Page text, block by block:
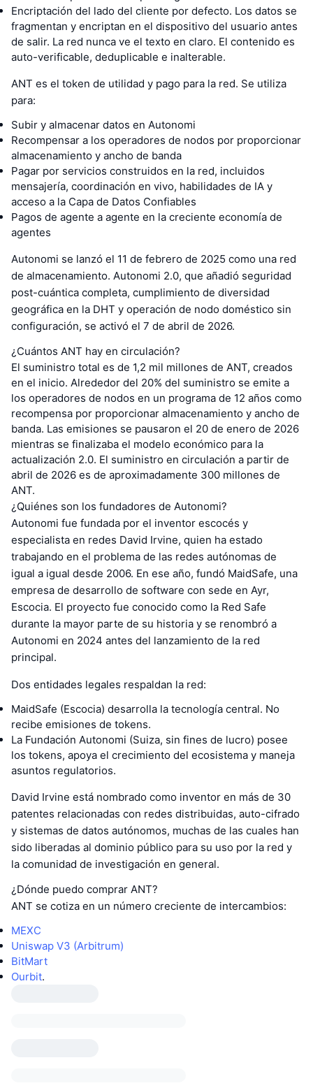
Encriptación del lado del cliente por defecto. Los datos se
fragmentan y encriptan en el dispositivo del usuario antes
de salir. La red nunca ve el texto en claro. El contenido es
auto-verificable, deduplicable e inalterable.
ANT es el token de utilidad y pago para la red. Se utiliza
para:
Subir y almacenar datos en Autonomi
Recompensar a los operadores de nodos por proporcionar
almacenamiento y ancho de banda
Pagar por servicios construidos en la red, incluidos
mensajería, coordinación en vivo, habilidades de IA y
acceso a la Capa de Datos Confiables
Pagos de agente a agente en la creciente economía de
agentes
Autonomi se lanzó el 11 de febrero de 2025 como una red
de almacenamiento. Autonomi 2.0, que añadió seguridad
post-cuántica completa, cumplimiento de diversidad
geográfica en la DHT y operación de nodo doméstico sin
configuración, se activó el 7 de abril de 2026.
¿Cuántos ANT hay en circulación?
El suministro total es de 1,2 mil millones de ANT, creados
en el inicio. Alrededor del 20% del suministro se emite a
los operadores de nodos en un programa de 12 años como
recompensa por proporcionar almacenamiento y ancho de
banda. Las emisiones se pausaron el 20 de enero de 2026
mientras se finalizaba el modelo económico para la
actualización 2.0. El suministro en circulación a partir de
abril de 2026 es de aproximadamente 300 millones de
ANT.
¿Quiénes son los fundadores de Autonomi?
Autonomi fue fundada por el inventor escocés y
especialista en redes David Irvine, quien ha estado
trabajando en el problema de las redes autónomas de
igual a igual desde 2006. En ese año, fundó MaidSafe, una
empresa de desarrollo de software con sede en Ayr,
Escocia. El proyecto fue conocido como la Red Safe
durante la mayor parte de su historia y se renombró a
Autonomi en 2024 antes del lanzamiento de la red
principal.
Dos entidades legales respaldan la red:
MaidSafe (Escocia) desarrolla la tecnología central. No
recibe emisiones de tokens.
La Fundación Autonomi (Suiza, sin fines de lucro) posee
los tokens, apoya el crecimiento del ecosistema y maneja
asuntos regulatorios.
David Irvine está nombrado como inventor en más de 30
patentes relacionadas con redes distribuidas, auto-cifrado
y sistemas de datos autónomos, muchas de las cuales han
sido liberadas al dominio público para su uso por la red y
la comunidad de investigación en general.
¿Dónde puedo comprar ANT?
ANT se cotiza en un número creciente de intercambios:
MEXC
Uniswap V3 (Arbitrum)
BitMart
Ourbit.